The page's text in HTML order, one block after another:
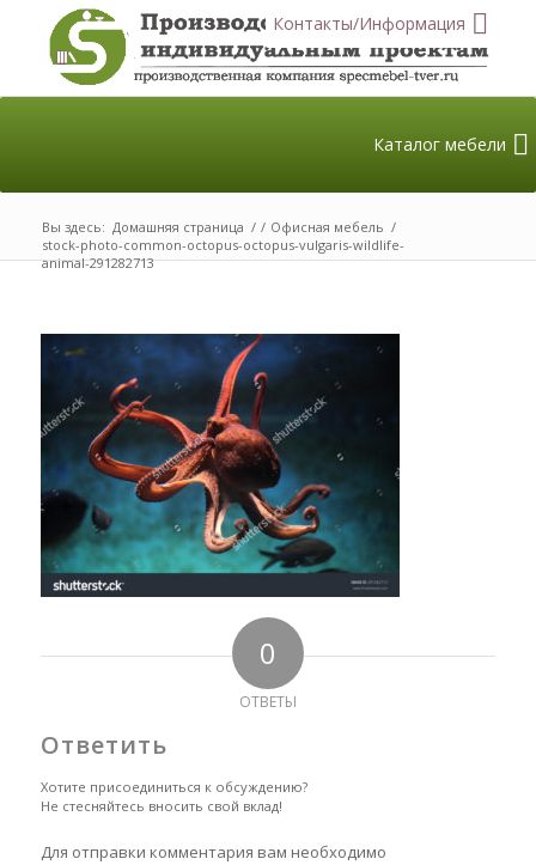
Контакты/Информация
Каталог мебели
Вы здесь: Домашняя страница / / Офисная мебель /
stock-photo-common-octopus-octopus-vulgaris-wildlife-
animal-291282713
0
ОТВЕТЫ
Ответить
Хотите присоединиться к обсуждению?
Не стесняйтесь вносить свой вклад!
Для отправки комментария вам необходимо